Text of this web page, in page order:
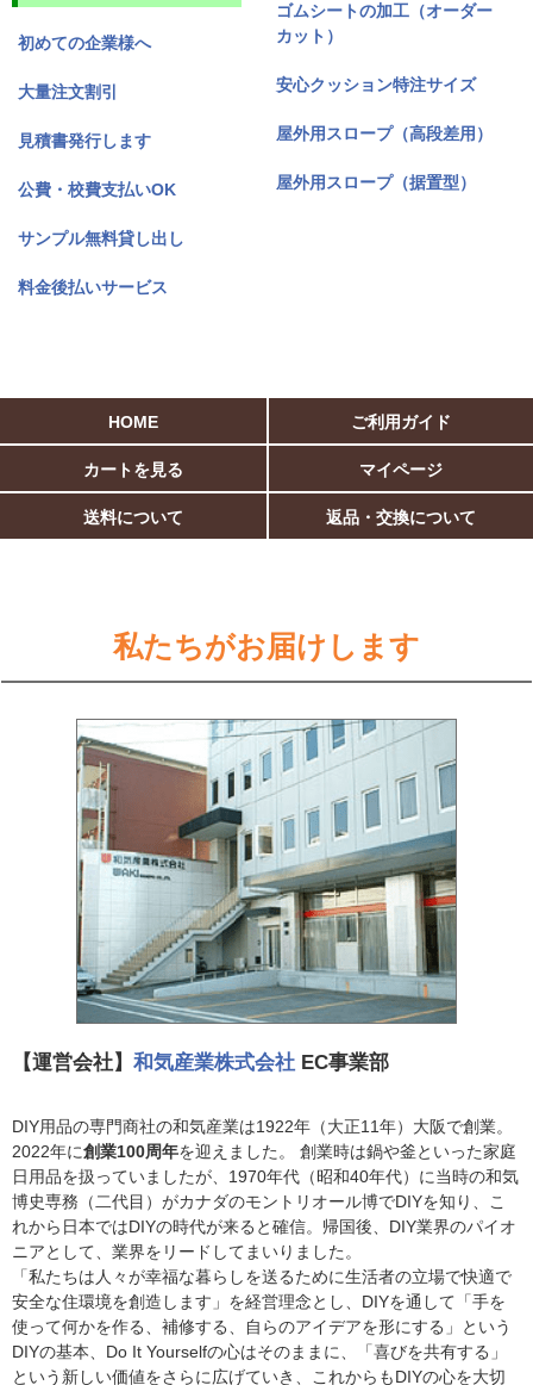
初めての企業様へ
大量注文割引
見積書発行します
公費・校費支払いOK
サンプル無料貸し出し
料金後払いサービス
ゴムシートの加工（オーダー
カット）
安心クッション特注サイズ
屋外用スロープ（高段差用）
屋外用スロープ（据置型）
HOME ご利用ガイド
カートを見る マイページ
送料について 返品・交換について
私たちがお届けします
【運営会社】 和気産業株式会社 EC事業部
DIY用品の専門商社の和気産業は1922年（大正11年）大阪で創業。
2022年に創業100周年を迎えました。 創業時は鍋や釜といった家庭
日用品を扱っていましたが、1970年代（昭和40年代）に当時の和気
博史専務（二代目）がカナダのモントリオール博でDIYを知り、こ
れから日本ではDIYの時代が来ると確信。帰国後、DIY業界のパイオ
ニアとして、業界をリードしてまいりました。
「私たちは人々が幸福な暮らしを送るために生活者の立場で快適で
安全な住環境を創造します」を経営理念とし、DIYを通して「手を
使って何かを作る、補修する、自らのアイデアを形にする」という
DIYの基本、Do It Yourselfの心はそのままに、「喜びを共有する」
という新しい価値をさらに広げていき、これからもDIYの心を大切